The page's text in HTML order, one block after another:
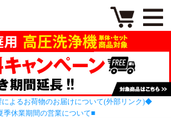
よるお荷物のお届けについて(外部リンク)◆
季休業期間の営業について■